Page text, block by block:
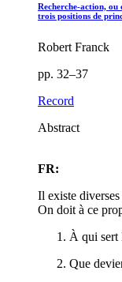
Recherche-action, ou
trois positions de
Robert Franck
pp. 32–37
Record
Abstract
FR:
Il existe
On doit à ce
À qui sert
Que